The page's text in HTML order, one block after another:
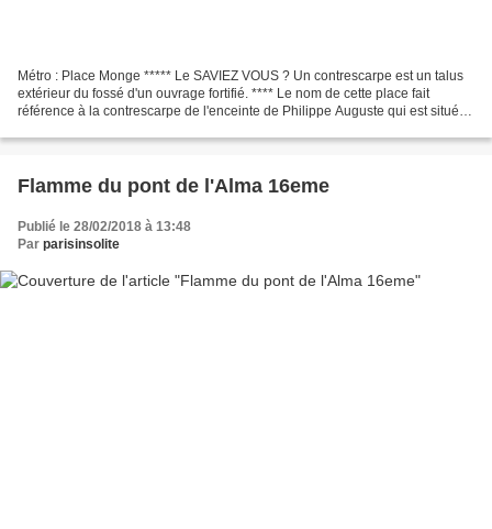
Métro : Place Monge ***** Le SAVIEZ VOUS ? Un contrescarpe est un talus
extérieur du fossé d'un ouvrage fortifié. **** Le nom de cette place fait
référence à la contrescarpe de l'enceinte de Philippe Auguste qui est situé
Flamme du pont de l'Alma 16eme
Publié le 28/02/2018 à 13:48
Par parisinsolite